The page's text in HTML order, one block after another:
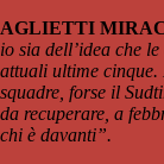
AGLIETTI
io sia dell’idea che
attuali ultime cinque.
squadre, forse il
da recuperare, a
chi è davanti”.